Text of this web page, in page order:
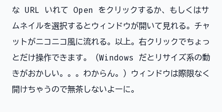
な URL いれて Open をクリックするか、もしくはサ
ムネイルを選択するとウィンドウが開いて見れる。チャ
ットがニコニコ風に流れる。以上。右クリックでちょっ
とだけ操作できます。（Windows だとリサイズ系の動
きがおかしい。。。わからん。）ウィンドウは際限なく
開けちゃうので無茶しないよーに。